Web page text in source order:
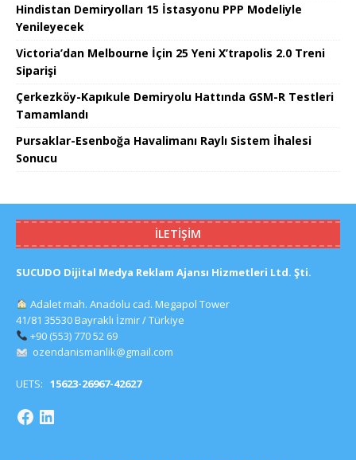
Hindistan Demiryolları 15 İstasyonu PPP Modeliyle
Yenileyecek
Victoria’dan Melbourne İçin 25 Yeni X’trapolis 2.0 Treni
Siparişi
Çerkezköy-Kapıkule Demiryolu Hattında GSM-R Testleri
Tamamlandı
Pursaklar-Esenboğa Havalimanı Raylı Sistem İhalesi
Sonucu
İLETIŞIM
SUCUDO Dijital Medya Reklam Ajansı Hizmetleri Ltd. Şti.
Adalet mah. Anadolu cad. Megapol Tower
41/81 35530 Bayraklı İzmir / Türkiye
+90 (553) 770 52 69
ozendanismanlik@gmail.com
UETS: 15623-26967-42627